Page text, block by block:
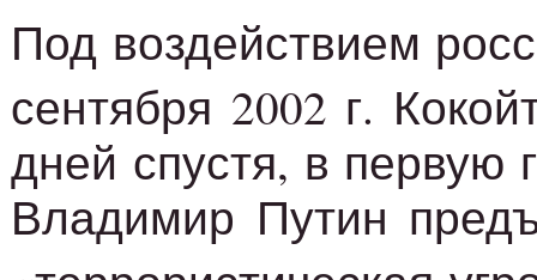
Под воздействием
сентября 2002 г.
дней спустя, в первую
Владимир Путин